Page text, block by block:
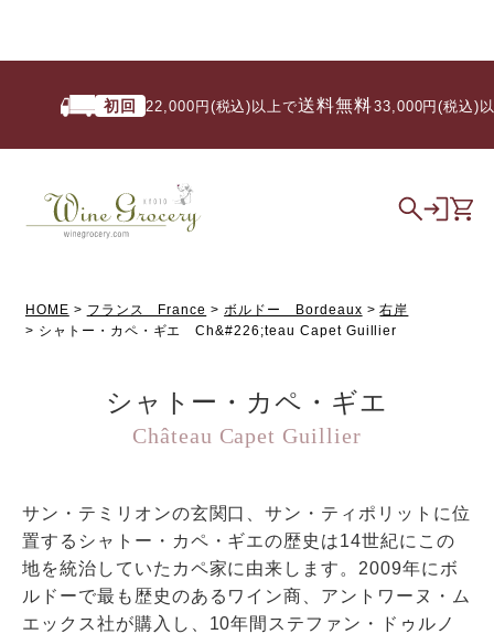
初回 22,000円(税込)以上で送料無料/ 33,000円(税込)以
HOME フランス France ボルドー Bordeaux
右岸
シャトー・カペ・ギエ Ch&#226;teau Capet Guillier
シャトー・カペ・ギエ
Château Capet Guillier
サン・テミリオンの玄関口、サン・ティポリットに位
置するシャトー・カペ・ギエの歴史は14世紀にこの
地を統治していたカペ家に由来します。2009年にボ
ルドーで最も歴史のあるワイン商、アントワーヌ・ム
エックス社が購入し、10年間ステファン・ドゥルノ